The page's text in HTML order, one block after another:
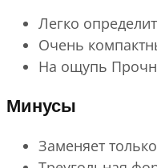
Легко
Очень
На ощупь
Минусы
Заменяет